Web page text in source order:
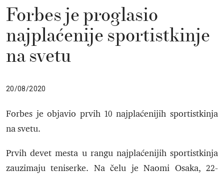
Forbes je proglasio
najplaćenije sportistkinje
na svetu
20/08/2020
Forbes je objavio prvih 10 najplaćenijih sportistkinja
na svetu.
Prvih devet mesta u rangu najplaćenijih sportistkinja
zauzimaju teniserke. Na čelu je Naomi Osaka, 22-